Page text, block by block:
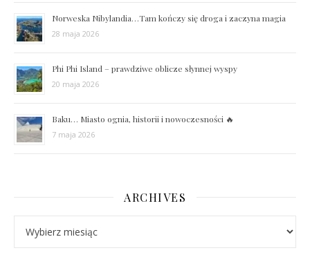
Norweska Nibylandia…Tam kończy się droga i zaczyna magia
28 maja 2026
Phi Phi Island – prawdziwe oblicze słynnej wyspy
20 maja 2026
Baku… Miasto ognia, historii i nowoczesności 🔥
7 maja 2026
ARCHIVES